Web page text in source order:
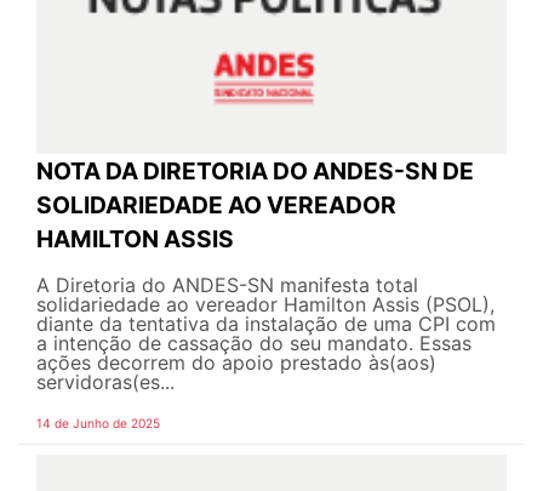
NOTA DA DIRETORIA DO ANDES-SN DE
SOLIDARIEDADE AO VEREADOR
HAMILTON ASSIS
A Diretoria do ANDES-SN manifesta total
solidariedade ao vereador Hamilton Assis (PSOL),
diante da tentativa da instalação de uma CPI com
a intenção de cassação do seu mandato. Essas
ações decorrem do apoio prestado às(aos)
servidoras(es...
14 de Junho de 2025